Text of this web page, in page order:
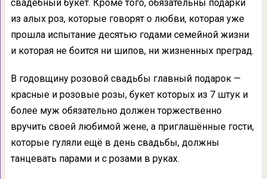
свадебный букет. Кроме того, обязательны подарки
из алых роз, которые говорят о любви, которая уже
прошла испытание десятью годами семейной жизни
и которая не боится ни шипов, ни жизненных преград.
В годовщину розовой свадьбы главный подарок —
красные и розовые розы, букет которых из 7 штук и
более муж обязательно должен торжественно
вручить своей любимой жене, а приглашённые гости,
которые гуляли ещё в день свадьбы, должны
танцевать парами и с розами в руках.